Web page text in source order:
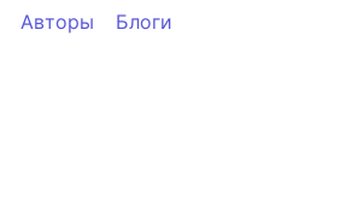
Авторы Блоги